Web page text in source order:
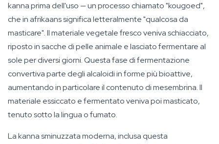
kanna prima dell'uso — un processo chiamato "kougoed",
che in afrikaans significa letteralmente "qualcosa da
masticare". Il materiale vegetale fresco veniva schiacciato,
riposto in sacche di pelle animale e lasciato fermentare al
sole per diversi giorni. Questa fase di fermentazione
convertiva parte degli alcaloidi in forme più bioattive,
aumentando in particolare il contenuto di mesembrina. Il
materiale essiccato e fermentato veniva poi masticato,
tenuto sotto la lingua o fumato.
La kanna sminuzzata moderna, inclusa questa